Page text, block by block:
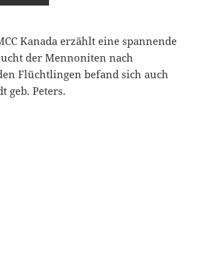
Kanada erzählt eine spannende
der Mennoniten nach
Flüchtlingen befand sich auch
geb. Peters.